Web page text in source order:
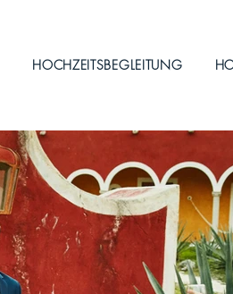
HOCHZEITSBEGLEITUNG